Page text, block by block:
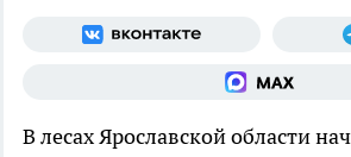
В лесах Ярославской области